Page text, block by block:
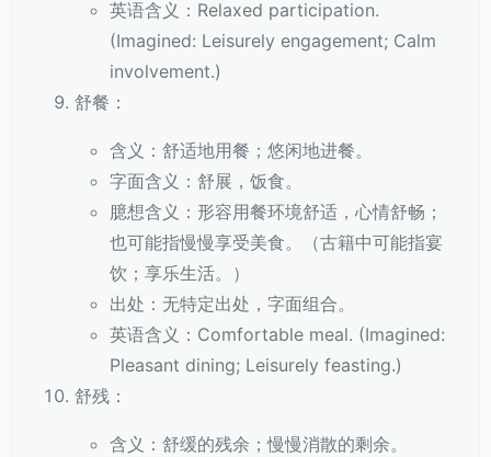
英语含义：Relaxed participation.
(Imagined: Leisurely engagement; Calm
involvement.)
舒餐：
含义：舒适地用餐；悠闲地进餐。
字面含义：舒展，饭食。
臆想含义：形容用餐环境舒适，心情舒畅；
也可能指慢慢享受美食。（古籍中可能指宴
饮；享乐生活。）
出处：无特定出处，字面组合。
英语含义：Comfortable meal. (Imagined:
Pleasant dining; Leisurely feasting.)
舒残：
含义：舒缓的残余；慢慢消散的剩余。